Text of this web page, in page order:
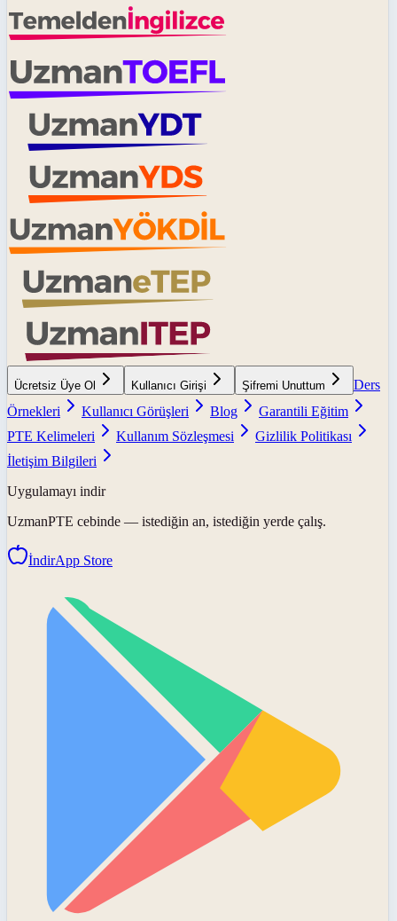
Ücretsiz Üye Ol Kullanıcı Girişi Şifremi Unuttum
Ders
Örnekleri
Kullanıcı Görüşleri Blog
Garantili Eğitim
PTE Kelimeleri
Kullanım Sözleşmesi
Gizlilik Politikası
İletişim Bilgileri
Uygulamayı indir
UzmanPTE cebinde — istediğin an, istediğin yerde çalış.
İndirApp Store